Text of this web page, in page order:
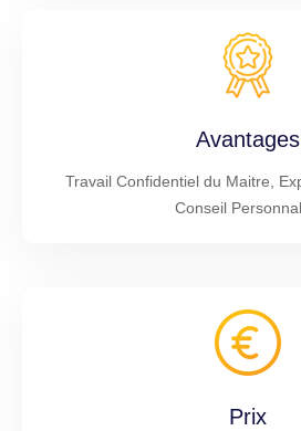
Avantages
Travail Confidentiel du Maitre,
Conseil
Prix